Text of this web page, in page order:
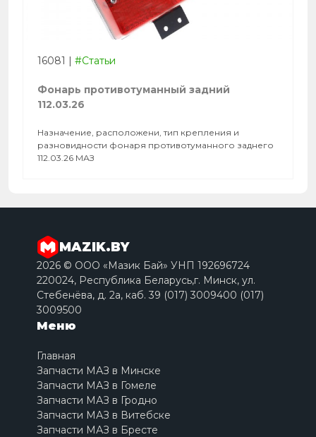
16081 | #Статьи
Фонарь противотуманный задний
112.03.26
Назначение, расположени, тип крепления и
разновидности фонаря противотуманного заднего
112.03.26 МАЗ
MAZIK.BY
2026 © ООО «Мазик Бай» УНП 192696724
220024, Республика Беларусь,г. Минск, ул.
Стебенёва, д. 2a, каб. 39 (017) 3009400 (017)
3009500
Меню
Главная
Запчасти МАЗ в Минске
Запчасти МАЗ в Гомеле
Запчасти МАЗ в Гродно
Запчасти МАЗ в Витебске
Запчасти МАЗ в Бресте